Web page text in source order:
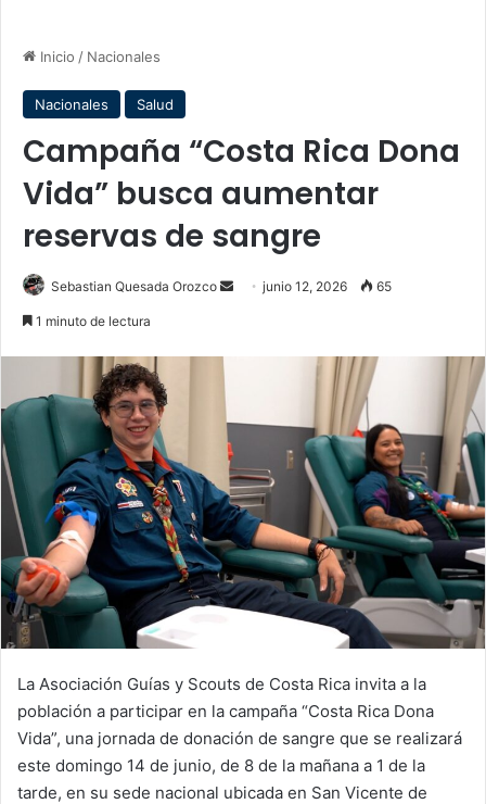
Inicio / Nacionales
Nacionales Salud
Campaña “Costa Rica Dona
Vida” busca aumentar
reservas de sangre
Sebastian Quesada Orozco
Sendjunio 12, 2026 65
1 minuto de lectura
La Asociación Guías y Scouts de Costa Rica invita a la
población a participar en la campaña “Costa Rica Dona
Vida”, una jornada de donación de sangre que se realizará
este domingo 14 de junio, de 8 de la mañana a 1 de la
tarde, en su sede nacional ubicada en San Vicente de